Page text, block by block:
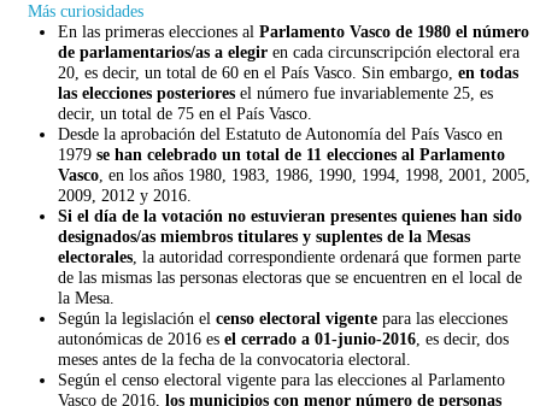
Más curiosidades
En las primeras elecciones al Parlamento Vasco de 1980 el número
de parlamentarios/as a elegir en cada circunscripción electoral era
20, es decir, un total de 60 en el País Vasco. Sin embargo, en todas
las elecciones posteriores el número fue invariablemente 25, es
decir, un total de 75 en el País Vasco.
Desde la aprobación del Estatuto de Autonomía del País Vasco en
1979 se han celebrado un total de 11 elecciones al Parlamento
Vasco, en los años 1980, 1983, 1986, 1990, 1994, 1998, 2001, 2005,
2009, 2012 y 2016.
Si el día de la votación no estuvieran presentes quienes han sido
designados/as miembros titulares y suplentes de la Mesas
electorales, la autoridad correspondiente ordenará que formen parte
de las mismas las personas electoras que se encuentren en el local de
la Mesa.
Según la legislación el censo electoral vigente para las elecciones
autonómicas de 2016 es el cerrado a 01-junio-2016, es decir, dos
meses antes de la fecha de la convocatoria electoral.
Según el censo electoral vigente para las elecciones al Parlamento
Vasco de 2016, los municipios con menor número de personas